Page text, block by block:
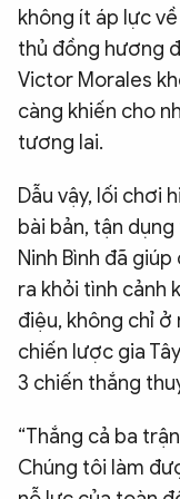
không ít áp lực
thủ đồng hương
Victor Morales
càng khiến cho
tương lai.
Dẫu vậy, lối chơi
bài bản, tận
Ninh Bình đã
ra khỏi tình cảnh
điệu, không chỉ ở
chiến lược gia
3 chiến thắng
“Thắng cả ba
Chúng tôi làm